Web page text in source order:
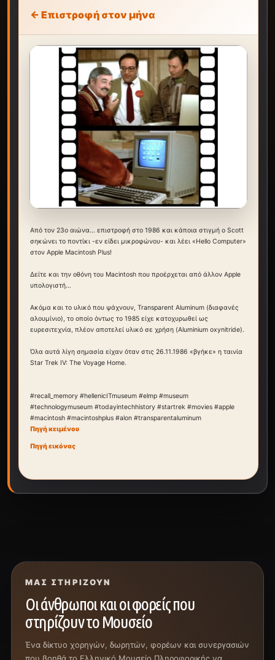
← Επιστροφή στον μήνα
Από τον 23ο αιώνα… επιστροφή στο 1986 και κάποια στιγμή ο Scott
σηκώνει το ποντίκι -εν είδει μικροφώνου- και λέει «Hello Computer»
στον Apple Macintosh Plus!
Δείτε και την οθόνη του Macintosh που προέρχεται από άλλον Apple
υπολογιστή…
Ακόμα και το υλικό που ψάχνουν, Transparent Aluminum (διαφανές
αλουμίνιο), το οποίο όντως το 1985 είχε κατοχυρωθεί ως
ευρεσιτεχνία, πλέον αποτελεί υλικό σε χρήση (Aluminium oxynitride).
Όλα αυτά λίγη σημασία είχαν όταν στις 26.11.1986 «βγήκε» η ταινία
Star Trek IV: The Voyage Home.
#recall_memory #hellenicITmuseum #elmp #museum
#technologymuseum #todayintechhistory #startrek #movies #apple
#macintosh #macintoshplus #alon #transparentaluminum
Πηγή κειμένου
Πηγή εικόνας
ΜΑΣ ΣΤΗΡΊΖΟΥΝ
Οι άνθρωποι και οι φορείς που
στηρίζουν το Μουσείο
Ένα δίκτυο χορηγών, δωρητών, φορέων και συνεργασιών